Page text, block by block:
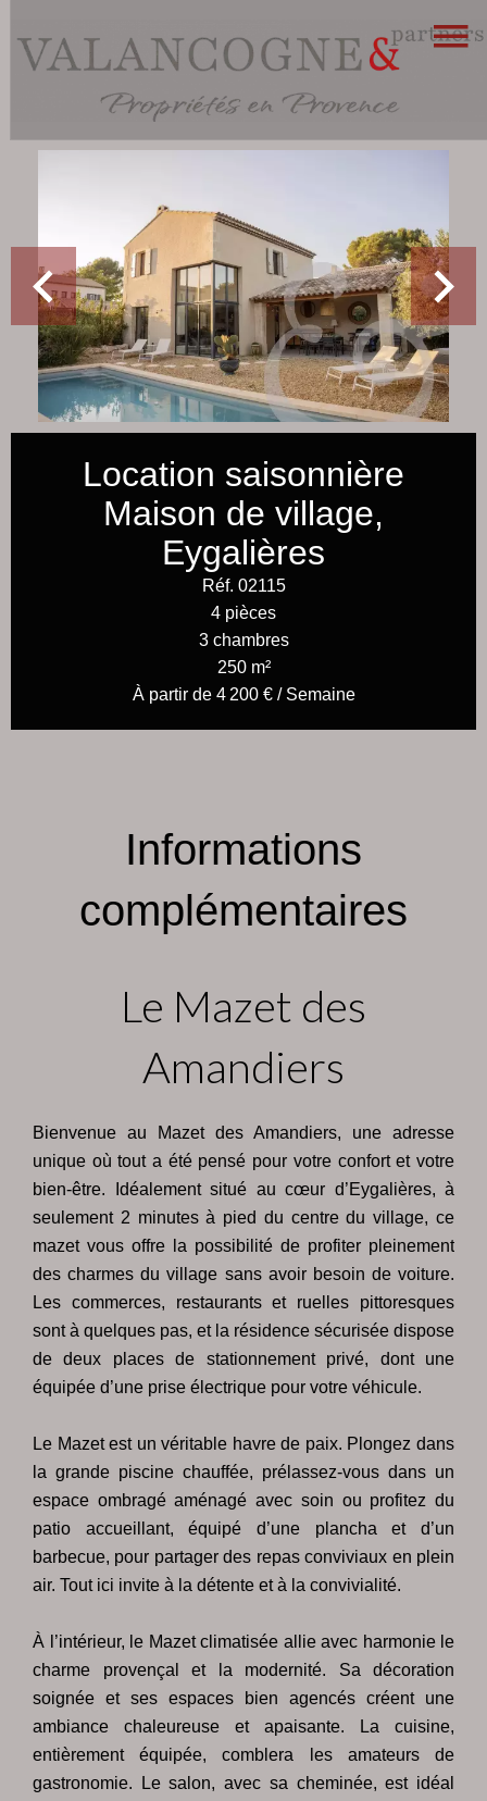
Location saisonnière
Maison de village,
Eygalières
Réf. 02115
4 pièces
3 chambres
250 m²
À partir de 4 200 € / Semaine
Informations
complémentaires
Le Mazet des
Amandiers
Bienvenue au Mazet des Amandiers, une adresse
unique où tout a été pensé pour votre confort et votre
bien-être. Idéalement situé au cœur d’Eygalières, à
seulement 2 minutes à pied du centre du village, ce
mazet vous offre la possibilité de profiter pleinement
des charmes du village sans avoir besoin de voiture.
Les commerces, restaurants et ruelles pittoresques
sont à quelques pas, et la résidence sécurisée dispose
de deux places de stationnement privé, dont une
équipée d’une prise électrique pour votre véhicule.
Le Mazet est un véritable havre de paix. Plongez dans
la grande piscine chauffée, prélassez-vous dans un
espace ombragé aménagé avec soin ou profitez du
patio accueillant, équipé d’une plancha et d’un
barbecue, pour partager des repas conviviaux en plein
air. Tout ici invite à la détente et à la convivialité.
À l’intérieur, le Mazet climatisée allie avec harmonie le
charme provençal et la modernité. Sa décoration
soignée et ses espaces bien agencés créent une
ambiance chaleureuse et apaisante. La cuisine,
entièrement équipée, comblera les amateurs de
gastronomie. Le salon, avec sa cheminée, est idéal